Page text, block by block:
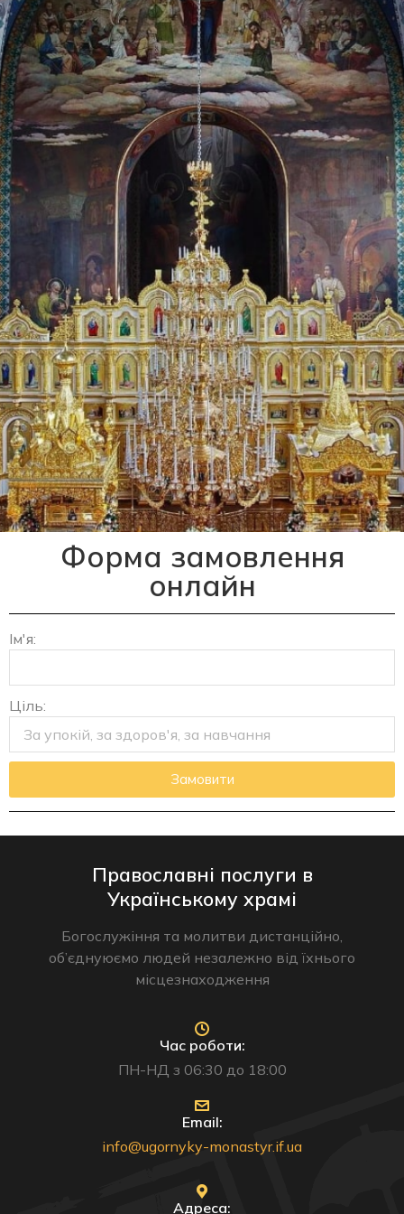
Православні
послуги в
Українському храмі
Богослужіння та молитви
незалежно від їхнього
місцезнаходження
Форма замовлення
онлайн
Ім'я:
Ціль:
Замовити
Православні послуги в
Українському храмі
Богослужіння та молитви дистанційно,
об’єднуюємо людей незалежно від їхнього
місцезнаходження
Час роботи:
ПН-НД з 06:30 до 18:00
Email:
info@ugornyky-monastyr.if.ua
Адреса: